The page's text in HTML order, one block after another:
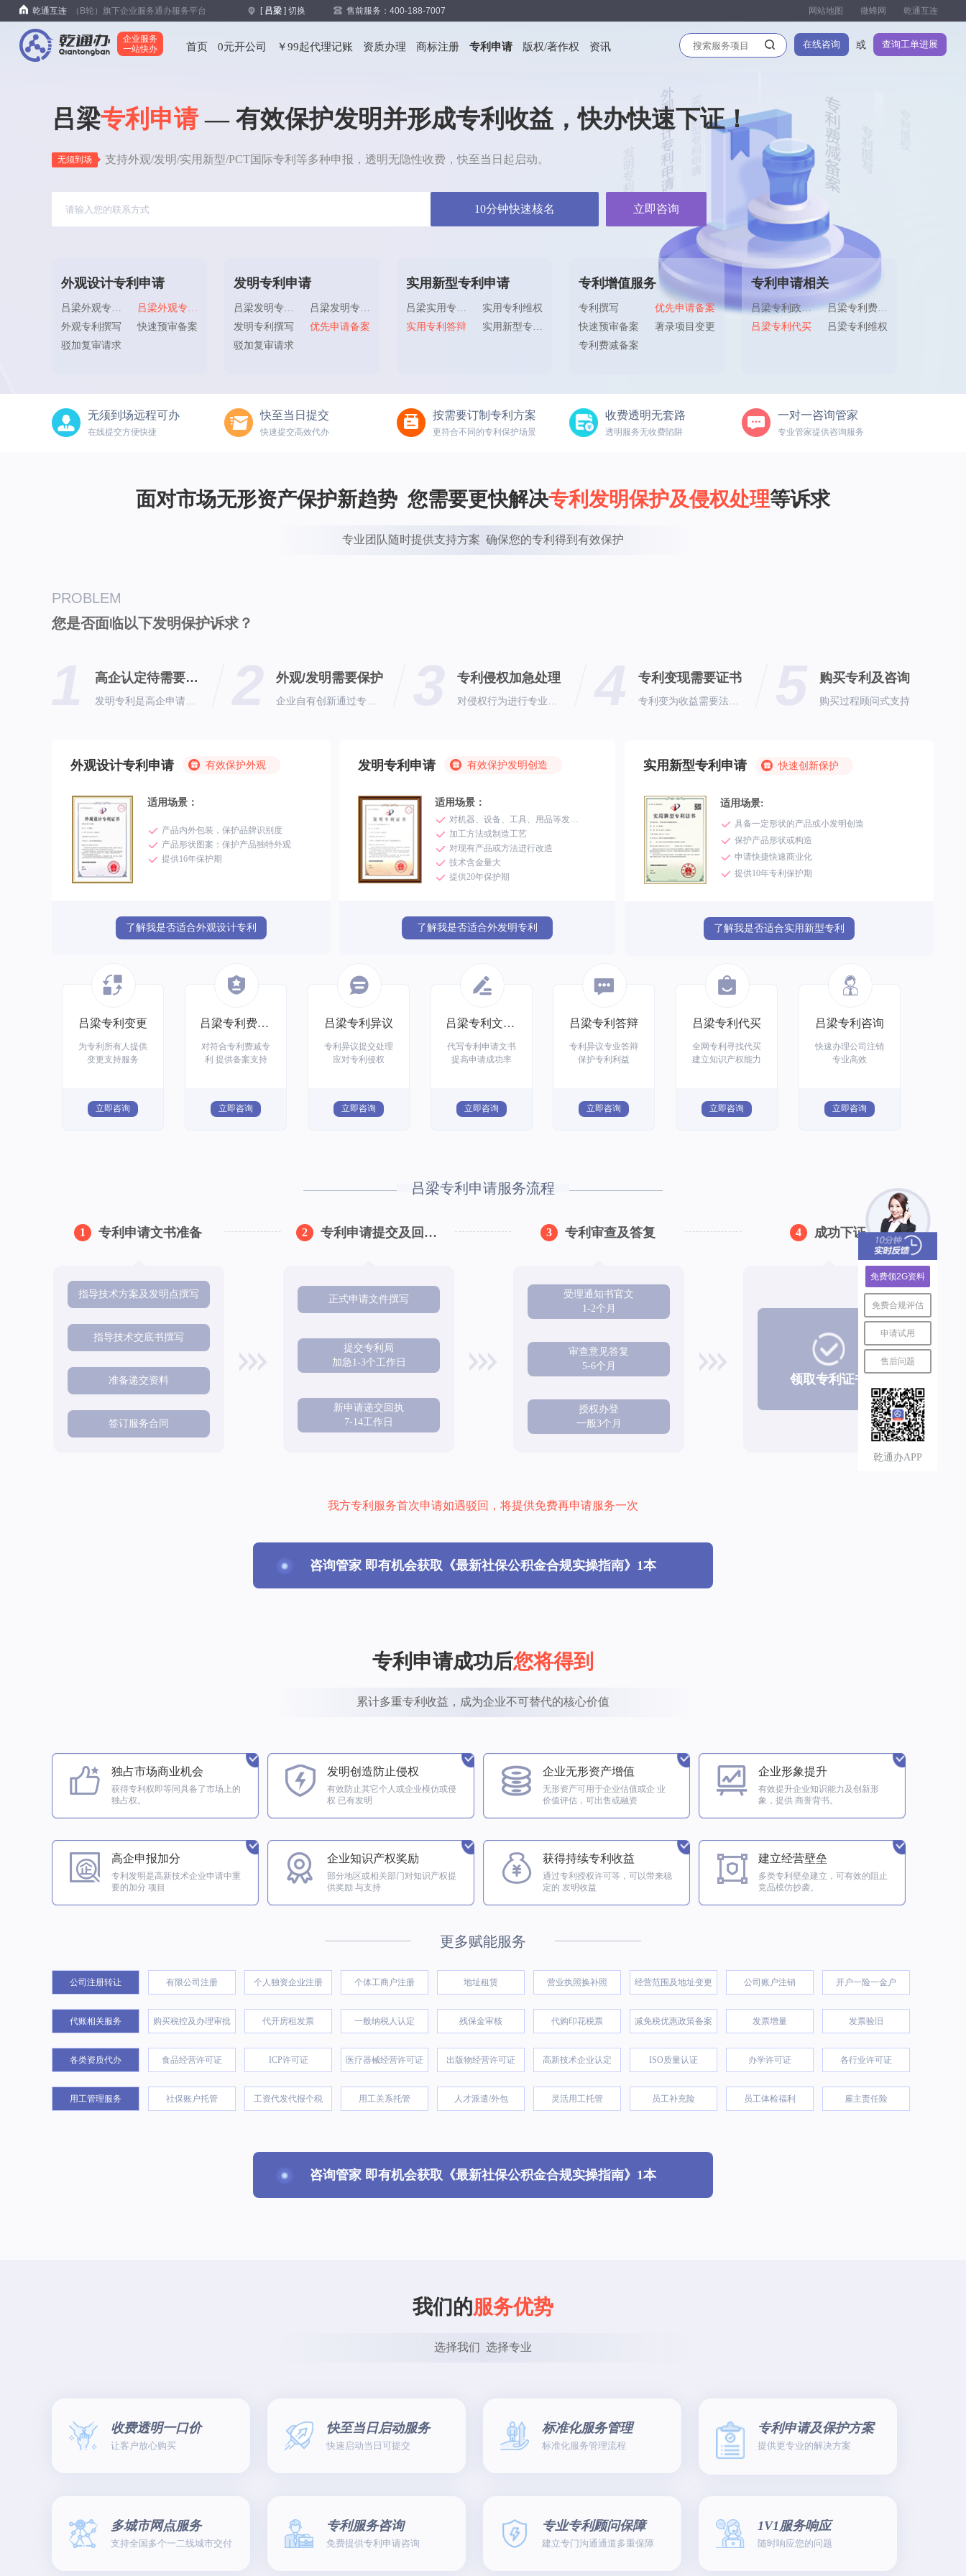
乾通互连 （B轮）旗下企业服务通办服务平台 [吕梁] 切换 售前服务：400-188-7007 乾通互连
微蜂网
网站地图
企业服务
一站快办
查询工单进展
或
在线咨询
首页 0元开公司 ￥99起代理记账 资质办理 商标注册 专利申请 版权/著作权 资讯
吕梁专利申请— 有效保护发明并形成专利收益，快办快速下证！
无须到场 支持外观/发明/实用新型/PCT国际专利等多种申报，透明无隐性收费，快至当日起启动。
10分钟快速核名 立即咨询
外观设计专利申请
吕梁外观专利申请
吕梁外观专利复审
外观专利撰写
快速预审备案
驳加复审请求
发明专利申请
吕梁发明专利申请
吕梁发明专利复审
发明专利撰写
优先申请备案
驳加复审请求
实用新型专利申请
吕梁实用专利撰写
实用专利维权
实用专利答辩
实用新型专利申请
专利增值服务
专利撰写
优先申请备案
快速预审备案
著录项目变更
专利费减备案
专利申请相关
吕梁专利政策咨询
吕梁专利费用计算
吕梁专利代买
吕梁专利维权
无须到场远程可办
在线提交方便快捷
快至当日提交
快速提交高效代办
按需要订制专利方案
更符合不同的专利保护场景
收费透明无套路
透明服务无收费陷阱
一对一咨询管家
专业管家提供咨询服务
面对市场无形资产保护新趋势  您需要更快解决专利发明保护及侵权处理等诉求
专业团队随时提供支持方案  确保您的专利得到有效保护
PROBLEM
您是否面临以下发明保护诉求？
高企认定待需要专利 外观/发明需要保护 专利侵权加急处理 专利变现需要证书 购买专利及咨询
购买过程顾问式支持
外观设计专利申请 有效保护外观
适用场景：
产品内外包装，保护品牌识别度
产品形状图案：保护产品独特外观
提供16年保护期
了解我是否适合外观设计专利
发明专利申请 有效保护发明创造
适用场景：
对机器、设备、工具、用品等发明创造
加工方法或制造工艺
对现有产品或方法进行改造
技术含金量大
提供20年保护期
了解我是否适合外发明专利
实用新型专利申请 快速创新保护
适用场景:
具备一定形状的产品或小发明创造
保护产品形状或构造
申请快捷快速商业化
提供10年专利保护期
了解我是否适合实用新型专利
吕梁专利变更
为专利所有人提供
变更支持服务
立即咨询
吕梁专利费减备案
对符合专利费减专
利 提供备案支持
立即咨询
吕梁专利异议
专利异议提交处理
应对专利侵权
立即咨询
吕梁专利文书撰写
代写专利申请文书
提高申请成功率
立即咨询
吕梁专利答辩
专利异议专业答辩
保护专利利益
立即咨询
吕梁专利代买
全网专利寻找代买
建立知识产权能力
立即咨询
吕梁专利咨询
快速办理公司注销
专业高效
立即咨询
吕梁专利申请服务流程
1 专利申请文书准备
指导技术方案及发明点撰写
指导技术交底书撰写
准备递交资料
签订服务合同
2 专利申请提交及回执下达
正式申请文件撰写
提交专利局
加急1-3个工作日
新申请递交回执
7-14工作日
3 专利审查及答复
受理通知书官文
1-2个月
审查意见答复
5-6个月
授权办登
一般3个月
4 成功下证
领取专利证书
我方专利服务首次申请如遇驳回，将提供免费再申请服务一次
咨询管家 即有机会获取《最新社保公积金合规实操指南》1本
专利申请成功后您将得到
累计多重专利收益，成为企业不可替代的核心价值
独占市场商业机会
获得专利权即等同具备了市场上的
独占权。
发明创造防止侵权
有效防止其它个人或企业模仿或侵
权 已有发明
企业无形资产增值
无形资产可用于企业估值或企 业
价值评估，可出售或融资
企业形象提升
有效提升企业知识能力及创新形
象，提供 商誉背书。
高企申报加分
专利发明是高新技术企业申请中重
要的加分 项目
企业知识产权奖励
部分地区或相关部门对知识产权提
供奖励 与支持
获得持续专利收益
通过专利授权许可等，可以带来稳
定的 发明收益
建立经营壁垒
多类专利壁垒建立，可有效的阻止
竞品模仿抄袭。
更多赋能服务
公司注册转让 有限公司注册 个人独资企业注册 个体工商户注册 地址租赁 营业执照换补照 经营范围及地址变更 公司账户注销 开户一险一金户
代账相关服务 购买税控及办理审批 代开房租发票 一般纳税人认定 残保金审核 代购印花税票 减免税优惠政策备案 发票增量 发票验旧
各类资质代办 食品经营许可证 ICP许可证 医疗器械经营许可证 出版物经营许可证 高新技术企业认定 ISO质量认证 办学许可证 各行业许可证
用工管理服务 社保账户托管 工资代发代报个税 用工关系托管 人才派遣/外包 灵活用工托管 员工补充险 员工体检福利 雇主责任险
咨询管家 即有机会获取《最新社保公积金合规实操指南》1本
我们的服务优势
选择我们  选择专业
收费透明一口价
让客户放心购买
快至当日启动服务
快速启动当日可提交
标准化服务管理
标准化服务管理流程
专利申请及保护方案
提供更专业的解决方案
多城市网点服务
支持全国多个一二线城市交付
专利服务咨询
免费提供专利申请咨询
专业专利顾问保障
建立专门沟通通道多重保障
1V1服务响应
随时响应您的问题
免费领2G资料
免费合规评估
申请试用
售后问题
乾通办APP